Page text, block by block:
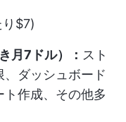
$7)
月7ドル）： スト
ダッシュボード
作成、その他多